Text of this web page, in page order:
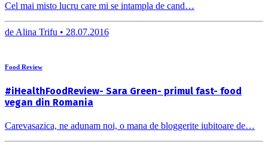
Cel mai misto lucru care mi se intampla de cand…
de Alina Trifu • 28.07.2016
Food Review
#iHealthFoodReview- Sara Green- primul fast- food
vegan din Romania
Carevasazica, ne adunam noi, o mana de bloggerite iubitoare de…